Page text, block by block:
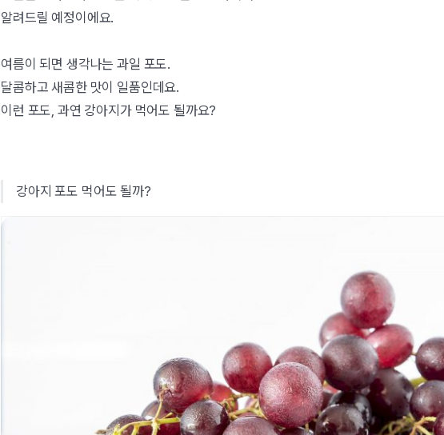
알려드릴 예정이에요.
여름이 되면 생각나는 과일 포도.
달콤하고 새콤한 맛이 일품인데요.
이런 포도, 과연 강아지가 먹어도 될까요?
강아지 포도 먹어도 될까?